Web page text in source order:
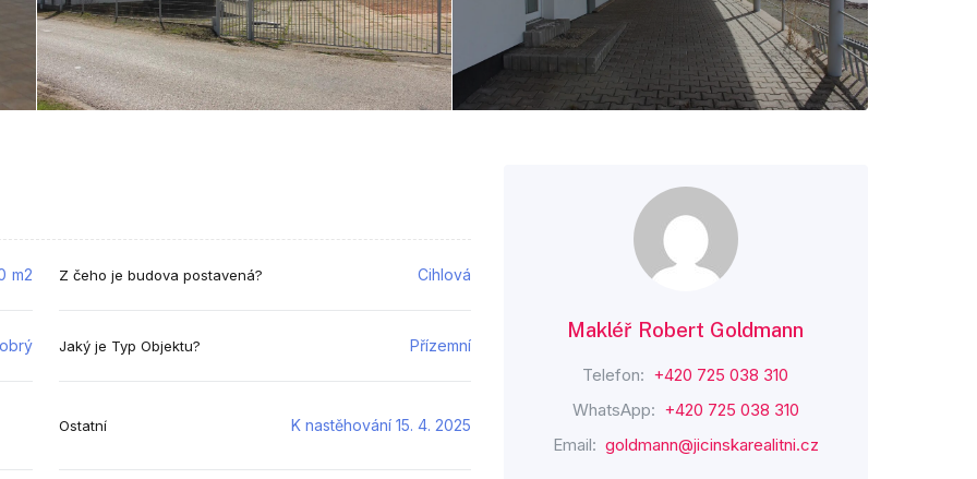
m2 Z čeho je budova postavená? Cihlová
Jaký je Typ Objektu? Přízemní
Ostatní K nastěhování 15. 4. 2025
Makléř Robert Goldmann
Telefon: +420 725 038 310
WhatsApp: +420 725 038 310
Email: goldmann@jicinskarealitni.cz